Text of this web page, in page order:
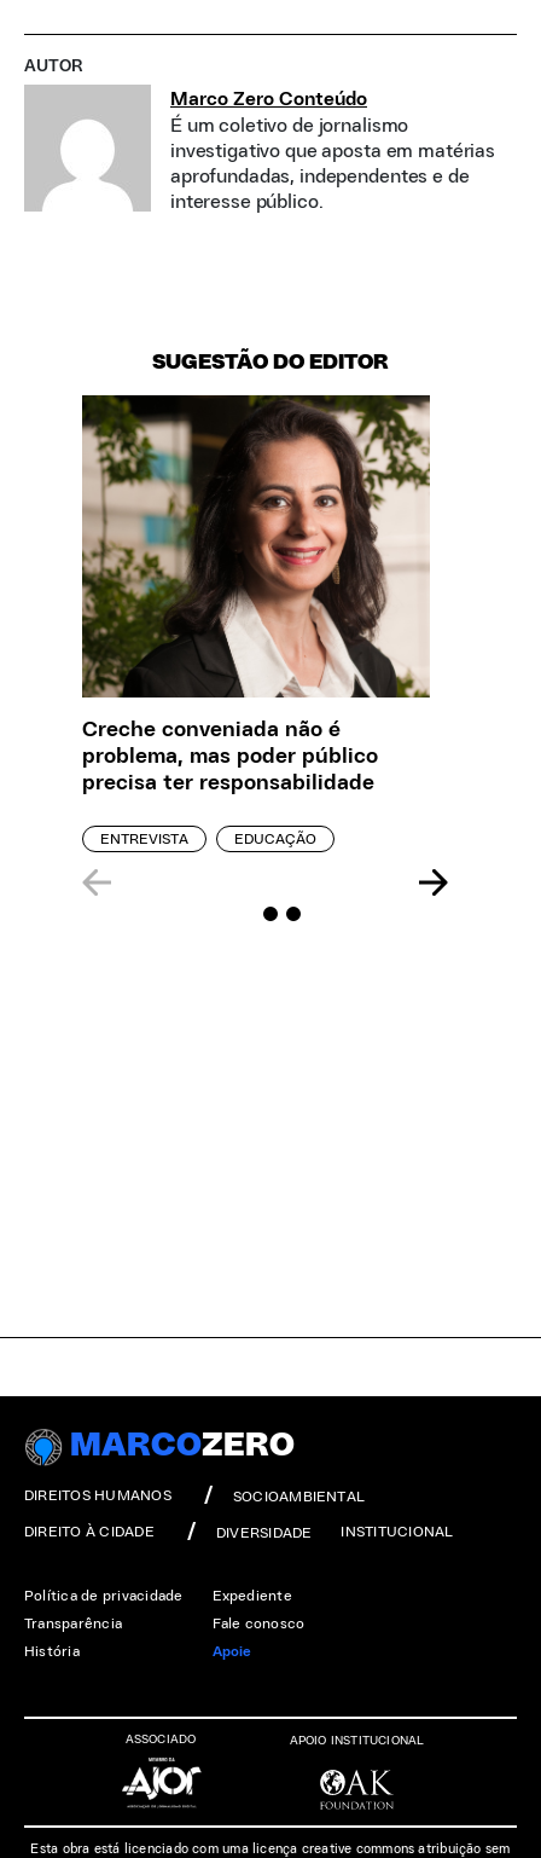
AUTOR
Marco Zero Conteúdo
É um coletivo de jornalismo
investigativo que aposta em matérias
aprofundadas, independentes e de
interesse público.
SUGESTÃO DO EDITOR
Creche conveniada não é
problema, mas poder público
precisa ter responsabilidade
ENTREVISTA EDUCAÇÃO
MARCOZERO
DIREITOS HUMANOS SOCIOAMBIENTAL
DIREITO À CIDADE DIVERSIDADE INSTITUCIONAL
Política de privacidade
Transparência
História
Expediente
Fale conosco
Apoie
ASSOCIADO APOIO INSTITUCIONAL
Esta obra está licenciado com uma licença creative commons atribuição sem